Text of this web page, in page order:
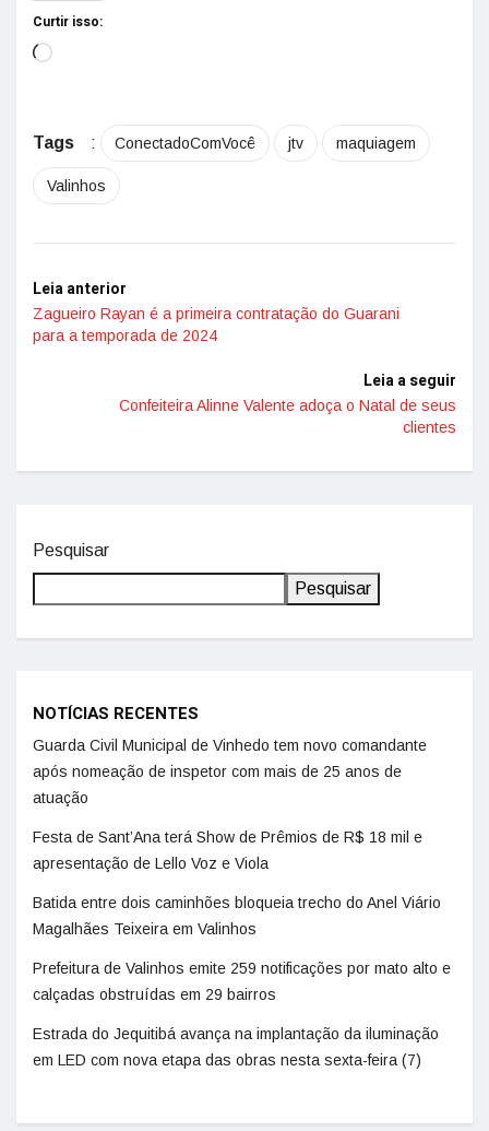
Curtir isso:
Tags : ConectadoComVocê jtv maquiagem
Valinhos
Leia anterior
Zagueiro Rayan é a primeira contratação do Guarani
para a temporada de 2024
Leia a seguir
Confeiteira Alinne Valente adoça o Natal de seus
clientes
Pesquisar
Pesquisar
NOTÍCIAS RECENTES
Guarda Civil Municipal de Vinhedo tem novo comandante
após nomeação de inspetor com mais de 25 anos de
atuação
Festa de Sant’Ana terá Show de Prêmios de R$ 18 mil e
apresentação de Lello Voz e Viola
Batida entre dois caminhões bloqueia trecho do Anel Viário
Magalhães Teixeira em Valinhos
Prefeitura de Valinhos emite 259 notificações por mato alto e
calçadas obstruídas em 29 bairros
Estrada do Jequitibá avança na implantação da iluminação
em LED com nova etapa das obras nesta sexta-feira (7)